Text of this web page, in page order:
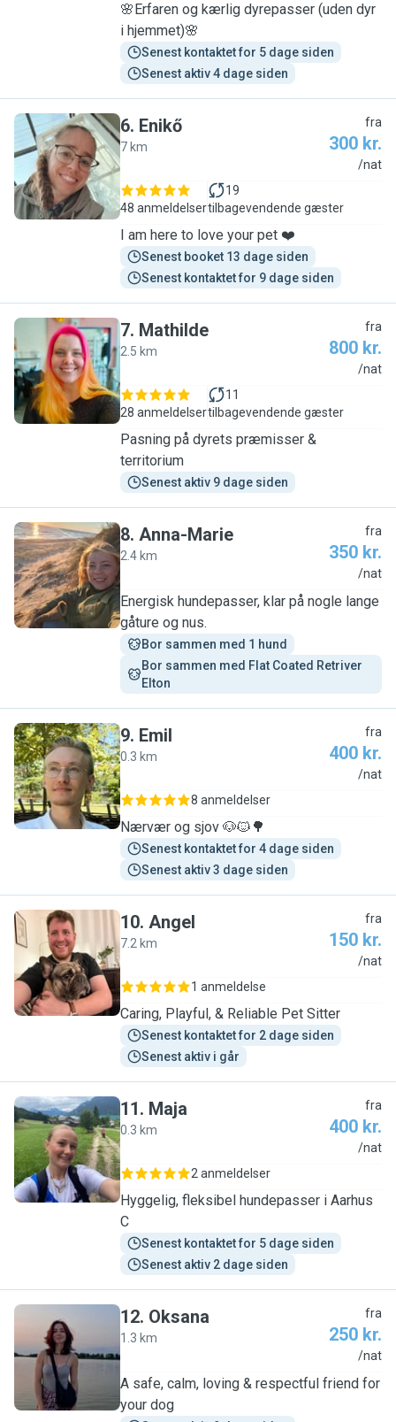
🌸Erfaren og kærlig dyrepasser (uden dyr
i hjemmet)🌸
Senest kontaktet for 5 dage siden
Senest aktiv 4 dage siden
E
6. Enikő
7 km
fra
300 kr.
/nat
48 anmeldelser
19
tilbagevendende gæster
I am here to love your pet ❤️
Senest booket 13 dage siden
Senest kontaktet for 9 dage siden
M
7. Mathilde
2.5 km
fra
800 kr.
/nat
28 anmeldelser
11
tilbagevendende gæster
Pasning på dyrets præmisser &
territorium
Senest aktiv 9 dage siden
A
8. Anna-Marie
2.4 km
fra
350 kr.
/nat
Energisk hundepasser, klar på nogle lange
gåture og nus.
Bor sammen med 1 hund
Bor sammen med Flat Coated Retriver
Elton
E
9. Emil
0.3 km
fra
400 kr.
/nat
8 anmeldelser
Nærvær og sjov 🐶🐱🌳
Senest kontaktet for 4 dage siden
Senest aktiv 3 dage siden
A
10. Angel
7.2 km
fra
150 kr.
/nat
1 anmeldelse
Caring, Playful, & Reliable Pet Sitter
Senest kontaktet for 2 dage siden
Senest aktiv i går
M
11. Maja
0.3 km
fra
400 kr.
/nat
2 anmeldelser
Hyggelig, fleksibel hundepasser i Aarhus
C
Senest kontaktet for 5 dage siden
Senest aktiv 2 dage siden
O
12. Oksana
1.3 km
fra
250 kr.
/nat
A safe, calm, loving & respectful friend for
your dog